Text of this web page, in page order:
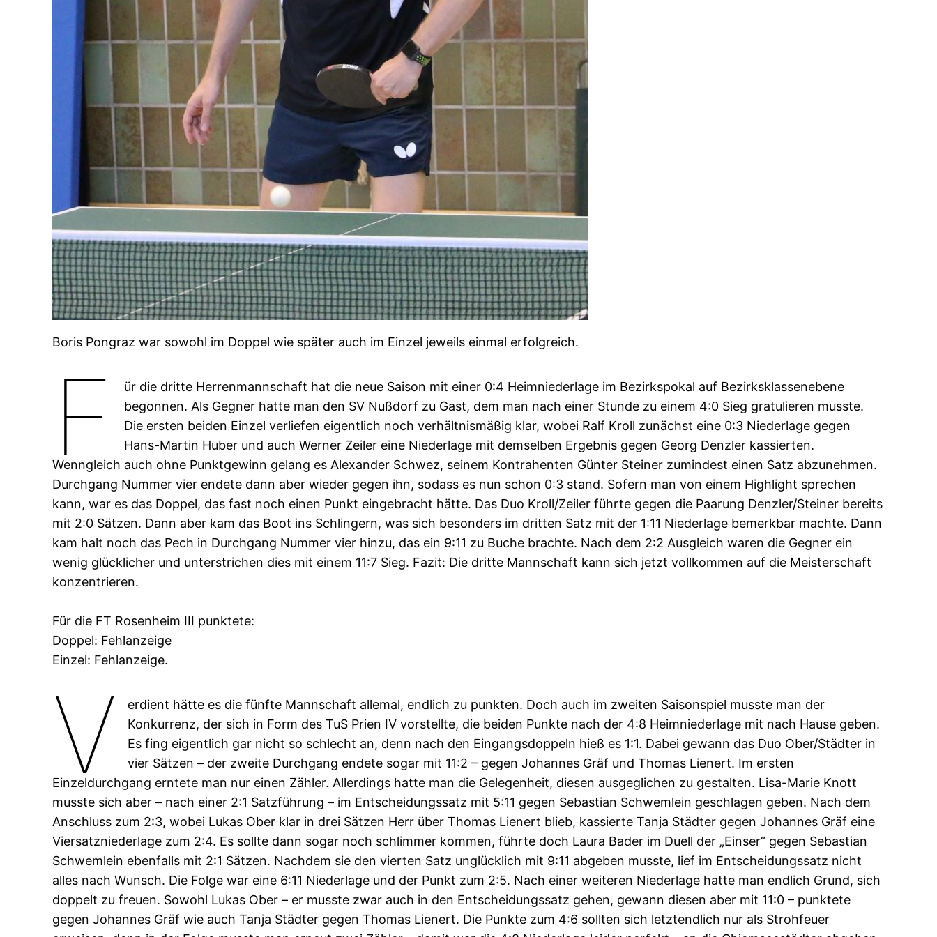
Boris Pongraz war sowohl im Doppel wie später auch im Einzel jeweils einmal erfolgreich.
F
ür die dritte Herrenmannschaft hat die neue Saison mit einer 0:4 Heimniederlage im Bezirkspokal auf Bezirksklassenebene
begonnen. Als Gegner hatte man den SV Nußdorf zu Gast, dem man nach einer Stunde zu einem 4:0 Sieg gratulieren musste.
Die ersten beiden Einzel verliefen eigentlich noch verhältnismäßig klar, wobei Ralf Kroll zunächst eine 0:3 Niederlage gegen
Hans-Martin Huber und auch Werner Zeiler eine Niederlage mit demselben Ergebnis gegen Georg Denzler kassierten.
Wenngleich auch ohne Punktgewinn gelang es Alexander Schwez, seinem Kontrahenten Günter Steiner zumindest einen Satz abzunehmen.
Durchgang Nummer vier endete dann aber wieder gegen ihn, sodass es nun schon 0:3 stand. Sofern man von einem Highlight sprechen
kann, war es das Doppel, das fast noch einen Punkt eingebracht hätte. Das Duo Kroll/Zeiler führte gegen die Paarung Denzler/Steiner bereits
mit 2:0 Sätzen. Dann aber kam das Boot ins Schlingern, was sich besonders im dritten Satz mit der 1:11 Niederlage bemerkbar machte. Dann
kam halt noch das Pech in Durchgang Nummer vier hinzu, das ein 9:11 zu Buche brachte. Nach dem 2:2 Ausgleich waren die Gegner ein
wenig glücklicher und unterstrichen dies mit einem 11:7 Sieg. Fazit: Die dritte Mannschaft kann sich jetzt vollkommen auf die Meisterschaft
konzentrieren.
Für die FT Rosenheim III punktete:
Doppel: Fehlanzeige
Einzel: Fehlanzeige.
V
erdient hätte es die fünfte Mannschaft allemal, endlich zu punkten. Doch auch im zweiten Saisonspiel musste man der
Konkurrenz, der sich in Form des TuS Prien IV vorstellte, die beiden Punkte nach der 4:8 Heimniederlage mit nach Hause geben.
Es fing eigentlich gar nicht so schlecht an, denn nach den Eingangsdoppeln hieß es 1:1. Dabei gewann das Duo Ober/Städter in
vier Sätzen – der zweite Durchgang endete sogar mit 11:2 – gegen Johannes Gräf und Thomas Lienert. Im ersten
Einzeldurchgang erntete man nur einen Zähler. Allerdings hatte man die Gelegenheit, diesen ausgeglichen zu gestalten. Lisa-Marie Knott
musste sich aber – nach einer 2:1 Satzführung – im Entscheidungssatz mit 5:11 gegen Sebastian Schwemlein geschlagen geben. Nach dem
Anschluss zum 2:3, wobei Lukas Ober klar in drei Sätzen Herr über Thomas Lienert blieb, kassierte Tanja Städter gegen Johannes Gräf eine
Viersatzniederlage zum 2:4. Es sollte dann sogar noch schlimmer kommen, führte doch Laura Bader im Duell der „Einser“ gegen Sebastian
Schwemlein ebenfalls mit 2:1 Sätzen. Nachdem sie den vierten Satz unglücklich mit 9:11 abgeben musste, lief im Entscheidungssatz nicht
alles nach Wunsch. Die Folge war eine 6:11 Niederlage und der Punkt zum 2:5. Nach einer weiteren Niederlage hatte man endlich Grund, sich
doppelt zu freuen. Sowohl Lukas Ober – er musste zwar auch in den Entscheidungssatz gehen, gewann diesen aber mit 11:0 – punktete
gegen Johannes Gräf wie auch Tanja Städter gegen Thomas Lienert. Die Punkte zum 4:6 sollten sich letztendlich nur als Strohfeuer